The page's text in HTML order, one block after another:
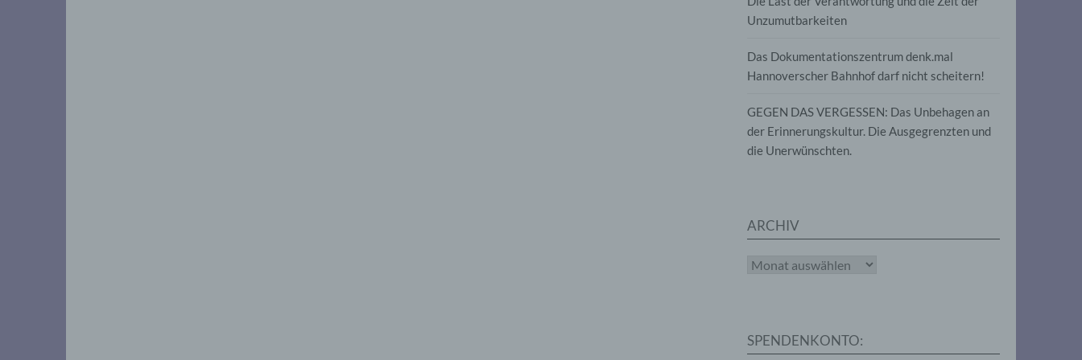
Unzumutbarkeiten
Das Dokumentationszentrum denk.mal
Hannoverscher Bahnhof darf nicht scheitern!
GEGEN DAS VERGESSEN: Das Unbehagen an
der Erinnerungskultur. Die Ausgegrenzten und
die Unerwünschten.
ARCHIV
Archiv
SPENDENKONTO:
persönliche Aspekte, die sich auf eine natürliche Person beziehen,
zu bewerten, insbesondere, um Aspekte bezüglich Arbeitsleistung,